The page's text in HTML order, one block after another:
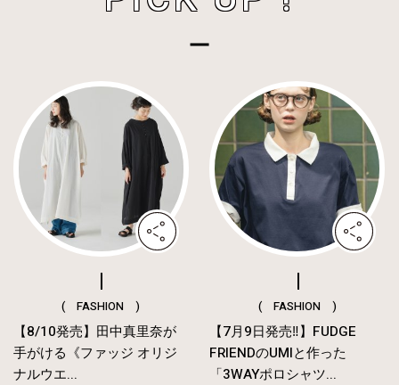
( FASHION )
【8/10発売】田中真里奈が
手がける《ファッジ オリジ
ナルウエ...
( FASHION )
【7月9日発売‼︎】FUDGE
FRIENDのUMIと作った
「3WAYポロシャツ...